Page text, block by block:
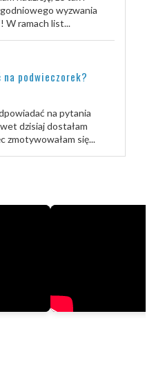
wyzwania
W ramach list...
na podwieczorek?
na pytania
dzisiaj dostałam
zmotywowałam się...